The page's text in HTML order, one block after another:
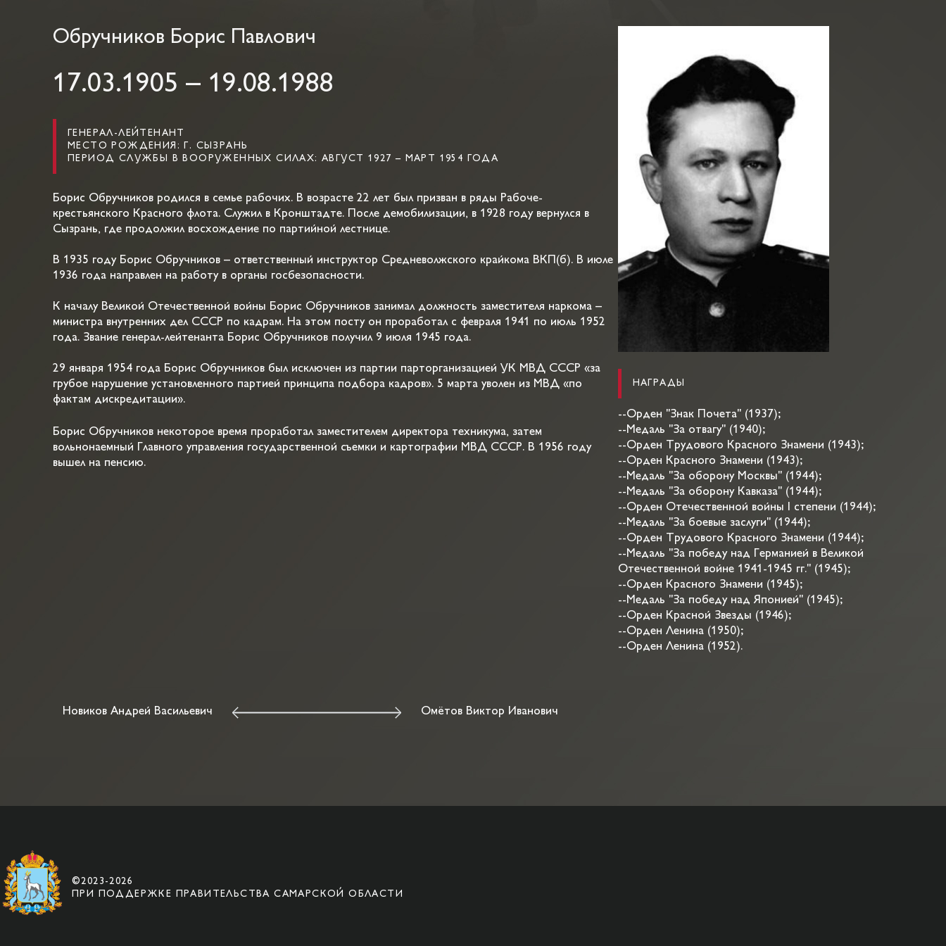
Обручников Борис Павлович
17.03.1905 – 19.08.1988
ГЕНЕРАЛ-ЛЕЙТЕНАНТ
МЕСТО РОЖДЕНИЯ: Г. СЫЗРАНЬ
ПЕРИОД СЛУЖБЫ В ВООРУЖЕННЫХ СИЛАХ: АВГУСТ 1927 – МАРТ 1954 ГОДА
Борис Обручников родился в семье рабочих. В возрасте 22 лет был призван в ряды Рабоче-
крестьянского Красного флота. Служил в Кронштадте. После демобилизации, в 1928 году вернулся в
Сызрань, где продолжил восхождение по партийной лестнице.
В 1935 году Борис Обручников – ответственный инструктор Средневолжского крайкома ВКП(б). В июле
1936 года направлен на работу в органы госбезопасности.
К началу Великой Отечественной войны Борис Обручников занимал должность заместителя наркома –
министра внутренних дел СССР по кадрам. На этом посту он проработал с февраля 1941 по июль 1952
года. Звание генерал-лейтенанта Борис Обручников получил 9 июля 1945 года.
29 января 1954 года Борис Обручников был исключен из партии парторганизацией УК МВД СССР «за
грубое нарушение установленного партией принципа подбора кадров». 5 марта уволен из МВД «по
фактам дискредитации».
Борис Обручников некоторое время проработал заместителем директора техникума, затем
вольнонаемный Главного управления государственной съемки и картографии МВД СССР. В 1956 году
вышел на пенсию.
НАГРАДЫ
--Орден "Знак Почета" (1937);
--Медаль "За отвагу" (1940);
--Орден Трудового Красного Знамени (1943);
--Орден Красного Знамени (1943);
--Медаль "За оборону Москвы" (1944);
--Медаль "За оборону Кавказа" (1944);
--Орден Отечественной войны I степени (1944);
--Медаль "За боевые заслуги" (1944);
--Орден Трудового Красного Знамени (1944);
--Медаль "За победу над Германией в Великой
Отечественной войне 1941-1945 гг." (1945);
--Орден Красного Знамени (1945);
--Медаль "За победу над Японией" (1945);
--Орден Красной Звезды (1946);
--Орден Ленина (1950);
--Орден Ленина (1952).
Новиков Андрей Васильевич Омётов Виктор Иванович
©2023-2026
ПРИ ПОДДЕРЖКЕ ПРАВИТЕЛЬСТВА САМАРСКОЙ ОБЛАСТИ